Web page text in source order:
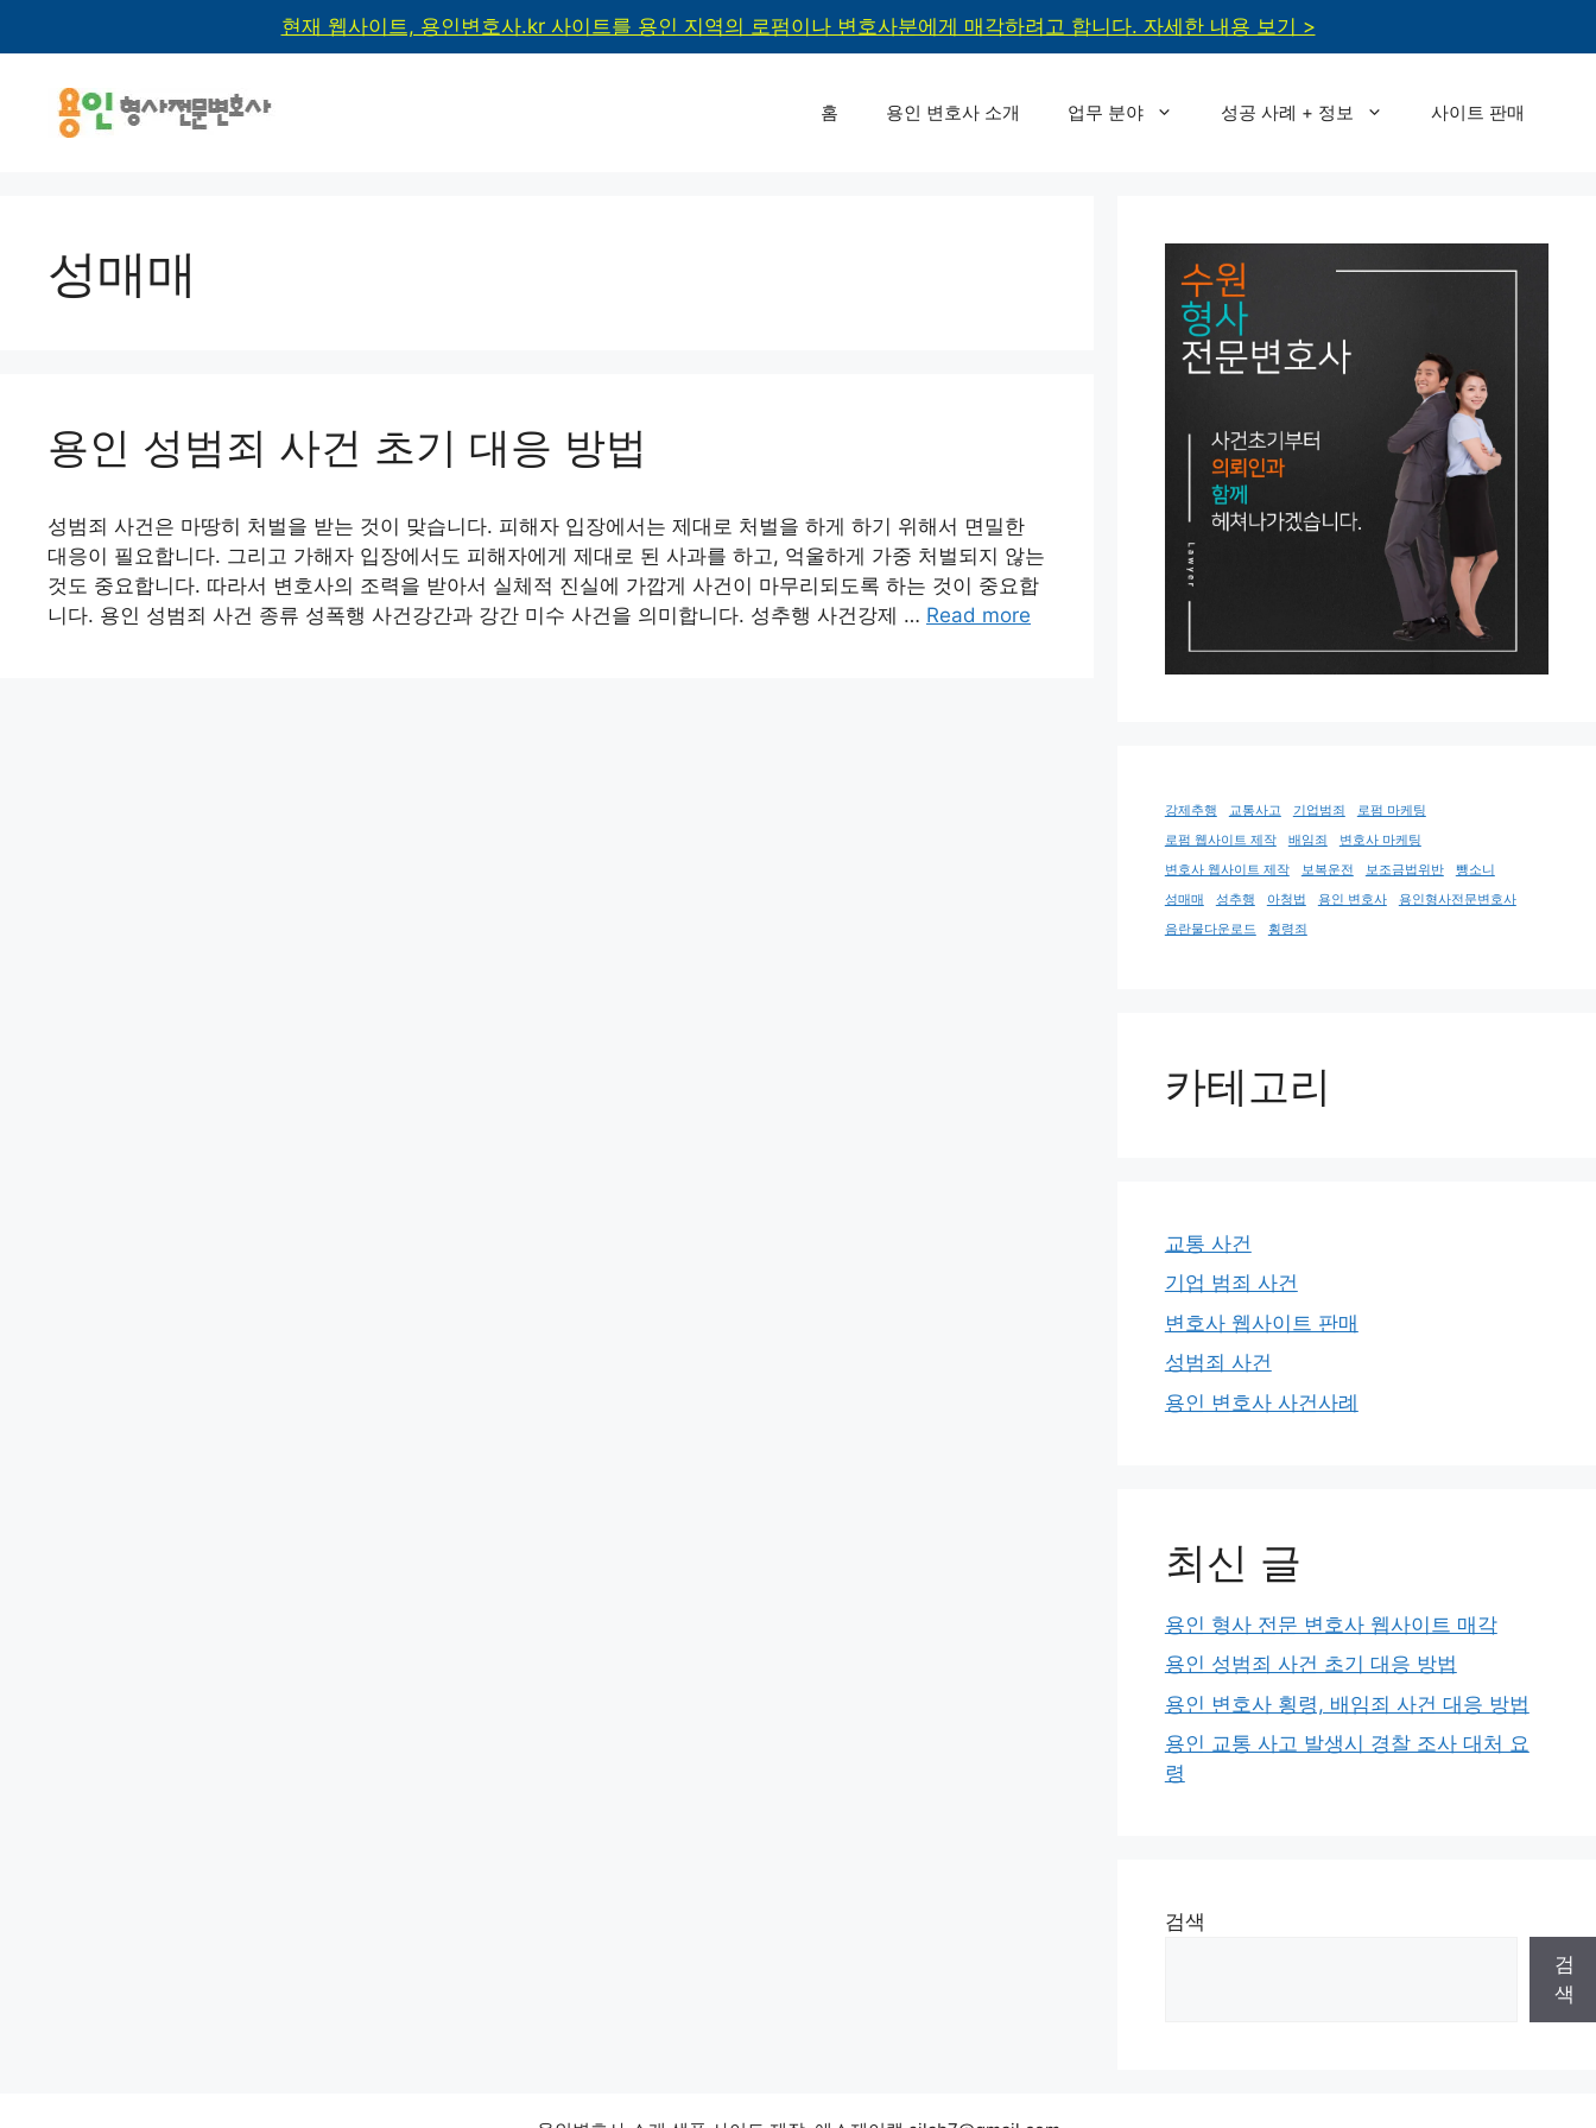
현재 웹사이트, 용인변호사.kr 사이트를 용인 지역의 로펌이나 변호사분에게 매각하려고 합니다. 자세한 내용 보기 >
홈 용인 변호사 소개 업무 분야 성공 사례 + 정보 사이트 판매
성매매
용인 성범죄 사건 초기 대응 방법
성범죄 사건은 마땅히 처벌을 받는 것이 맞습니다. 피해자 입장에서는 제대로 처벌을 하게 하기 위해서 면밀한
대응이 필요합니다. 그리고 가해자 입장에서도 피해자에게 제대로 된 사과를 하고, 억울하게 가중 처벌되지 않는
것도 중요합니다. 따라서 변호사의 조력을 받아서 실체적 진실에 가깝게 사건이 마무리되도록 하는 것이 중요합
니다. 용인 성범죄 사건 종류 성폭행 사건강간과 강간 미수 사건을 의미합니다. 성추행 사건강제 … Read more
강제추행 교통사고 기업범죄
로펌 마케팅
로펌 웹사이트 제작
배임죄
변호사 마케팅
변호사 웹사이트 제작
보복운전 보조금법위반
뺑소니
성매매
성추행 아청법 용인 변호사
용인형사전문변호사
음란물다운로드
횡령죄
카테고리
교통 사건
기업 범죄 사건
변호사 웹사이트 판매
성범죄 사건
용인 변호사 사건사례
최신 글
용인 형사 전문 변호사 웹사이트 매각
용인 성범죄 사건 초기 대응 방법
용인 변호사 횡령, 배임죄 사건 대응 방법
용인 교통 사고 발생시 경찰 조사 대처 요
령
검색
검
색